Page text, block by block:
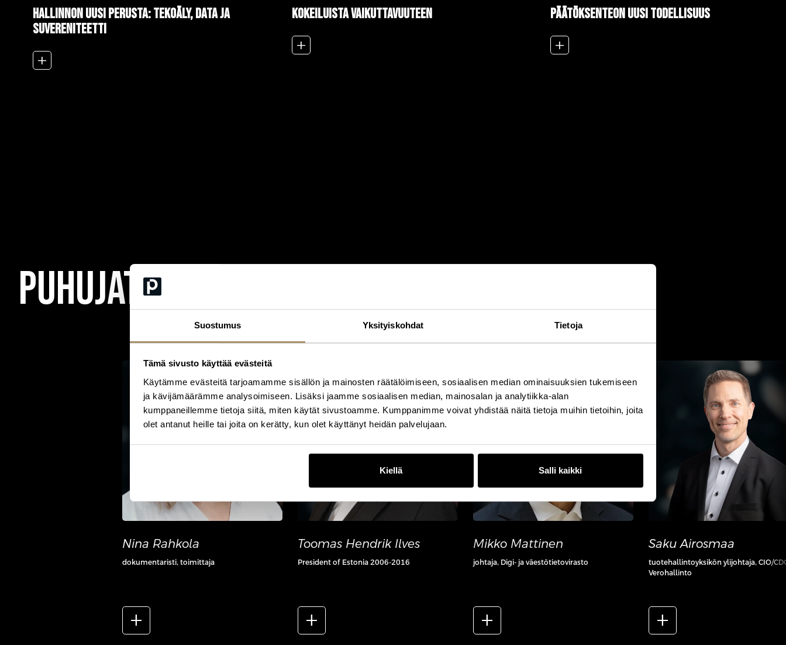
Suostumus Yksityiskohdat Tietoja
Tämä sivusto käyttää evästeitä
Käytämme evästeitä tarjoamamme sisällön ja mainosten räätälöimiseen, sosiaalisen median ominaisuuksien tukemiseen
ja kävijämäärämme analysoimiseen. Lisäksi jaamme sosiaalisen median, mainosalan ja analytiikka-alan
kumppaneillemme tietoja siitä, miten käytät sivustoamme. Kumppanimme voivat yhdistää näitä tietoja muihin tietoihin, joita
olet antanut heille tai joita on kerätty, kun olet käyttänyt heidän palvelujaan.
Kiellä Salli kaikki
Hallinnon uusi perusta: tekoäly, data ja
suvereniteetti
add_2
Kokeiluista vaikuttavuuteen
add_2
Päätöksenteon uusi todellisuus
add_2
Puhujat 2026.
Nina Rahkola
dokumentaristi, toimittaja
add_2
Toomas Hendrik Ilves
President of Estonia 2006-2016
add_2
Mikko Mattinen
johtaja, Digi- ja väestötietovirasto
add_2
Saku Airosmaa
tuotehallintoyksikön ylijohtaja, CIO/
Verohallinto
add_2